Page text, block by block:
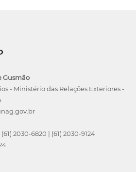
Gusmão
- Ministério das Relações Exteriores -
(61) 2030-6820 | (61) 2030-9124